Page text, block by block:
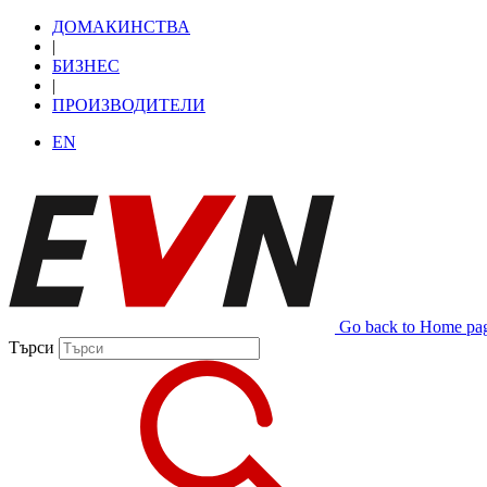
ДОМАКИНСТВА
|
БИЗНЕС
|
ПРОИЗВОДИТЕЛИ
EN
Go back to Home
Търси